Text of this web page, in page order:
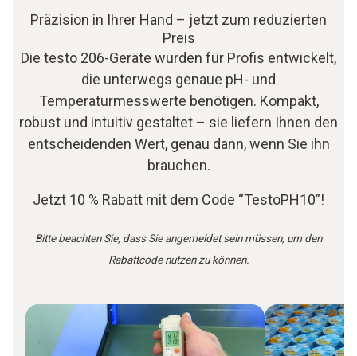
Präzision in Ihrer Hand – jetzt zum reduzierten
Preis
Die testo 206-Geräte wurden für Profis entwickelt,
die unterwegs genaue pH- und
Temperaturmesswerte benötigen. Kompakt,
robust und intuitiv gestaltet – sie liefern Ihnen den
entscheidenden Wert, genau dann, wenn Sie ihn
brauchen.
Jetzt 10 % Rabatt mit dem Code “TestoPH10”!
Bitte beachten Sie, dass Sie angemeldet sein müssen, um den
Rabattcode nutzen zu können.